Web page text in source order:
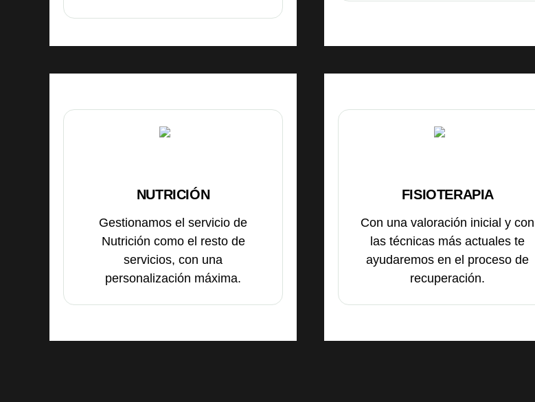
NUTRICIÓN
Gestionamos el servicio de
Nutrición como el resto de
servicios, con una
personalización máxima.
FISIOTERAPIA
Con una valoración inicial y con
las técnicas más actuales te
ayudaremos en el proceso de
recuperación.